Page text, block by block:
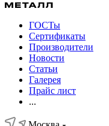
ГОСТы
Сертификаты
Производители
Новости
Статьи
Галерея
Прайс лист
...